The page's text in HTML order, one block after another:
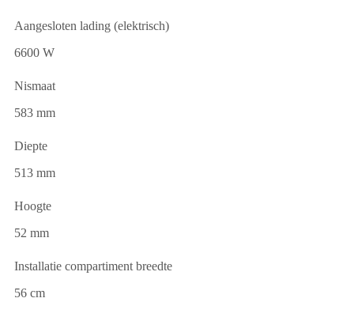
Aangesloten lading (elektrisch)
6600 W
Nismaat
583 mm
Diepte
513 mm
Hoogte
52 mm
Installatie compartiment breedte
56 cm